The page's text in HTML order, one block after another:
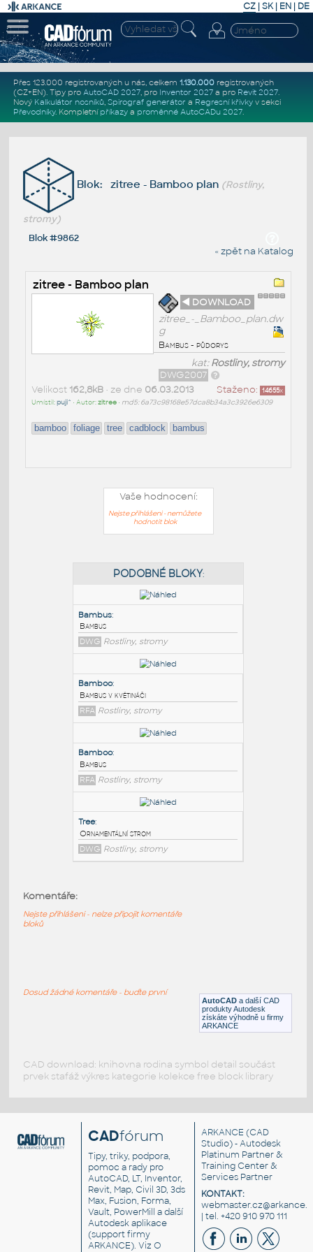
CZ | SK| EN | DE
Přes 123.000 registrovaných u nás, celkem 1.130.000registrovaných
(CZ+EN). Tipy pro AutoCAD 2027, pro Inventor 2027a pro Revit 2027.
Nový Kalkulátor nosníků, Spirograf generátor a Regresní křivkyv sekci
Převodníky. Kompletní příkazya proměnné AutoCADu 2027.
Blok: zitree - Bamboo plan (Rostliny,
stromy)
Blok #9862
« zpět na Katalog
zitree - Bamboo plan
◄ DOWNLOAD
zitree_-_Bamboo_plan.dw
g
Bambus - půdorys
kat:Rostliny, stromy
DWG2007
Staženo: 14655x
Velikost 162,8kB• ze dne 06.03.2013
Umístil:puji^ • Autor:zitree• md5: 6a73c98168e57dca8b34a3c3926e6309
bamboo foliage tree cadblock bambus
Vaše hodnocení:
Nejste přihlášeni - nemůžete
hodnotit blok
PODOBNÉ BLOKY:
Bambus:
DWG
Bambus v květináči
RFA Rostliny, stromy
RFA Rostliny, stromy
DWG
Rostliny, stromy AutoCAD a další CAD
produkty Autodesk
získáte výhodně u firmy
ARKANCE
Komentáře:
Nejste přihlášeni - nelze připojit komentáře
bloků
Dosud žádné komentáře - buďte první
CAD download: knihovna rodina symbol detail součást
prvek stafáž výkres kategorie kolekce free block library
CADfórum
Tipy, triky, podpora,
pomoc a rady pro
AutoCAD, LT, Inventor,
Revit, Map, Civil 3D, 3ds
Max, Fusion, Forma,
Vault, PowerMill a další
Autodesk aplikace
(support firmy
ARKANCE). VizO
ARKANCE (CAD
Studio) - Autodesk
Platinum Partner &
Training Center &
Services Partner
KONTAKT:
| tel. +420 910 970 111